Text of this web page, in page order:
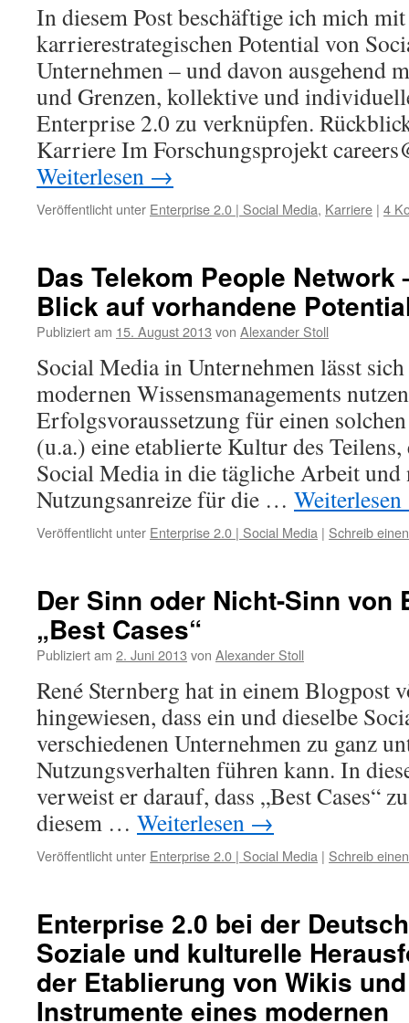
In diesem Post beschäftige ich mich
karrierestrategischen Potential von
Unternehmen – und davon ausgehend
und Grenzen, kollektive und
Enterprise 2.0 zu verknüpfen.
Karriere Im Forschungsprojekt
Weiterlesen →
Veröffentlicht unter Enterprise 2.0 | Social Media, Karriere | 4
Das Telekom People
Blick auf vorhandene
Publiziert am 15. August 2013 von Alexander Stoll
Social Media in Unternehmen lässt
modernen Wissensmanagements
Erfolgsvoraussetzung für einen
(u.a.) eine etablierte Kultur des
Social Media in die tägliche Arbeit und
Nutzungsanreize für die … Weiterlesen
Veröffentlicht unter Enterprise 2.0 | Social Media | Schreib
Der Sinn oder Nicht-Sinn von
„Best Cases“
Publiziert am 2. Juni 2013 von Alexander Stoll
René Sternberg hat in einem Blogpost
hingewiesen, dass ein und dieselbe
verschiedenen Unternehmen zu ganz
Nutzungsverhalten führen kann. In
verweist er darauf, dass „Best Cases“
diesem … Weiterlesen →
Veröffentlicht unter Enterprise 2.0 | Social Media | Schreib
Enterprise 2.0 bei der
Soziale und kulturelle
der Etablierung von Wikis
Instrumente eines modernen